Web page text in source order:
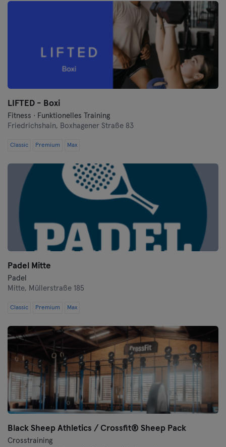
LIFTED - Boxi
Fitness · Funktionelles Training
Friedrichshain, Boxhagener Straße 83
Classic Premium Max
Padel Mitte
Padel
Mitte, Müllerstraße 185
Classic Premium Max
Black Sheep Athletics / Crossfit® Sheep Pack
Crosstraining